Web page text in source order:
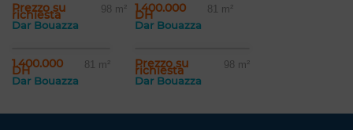
Prezzo su
richiesta 98 m²
Dar Bouazza
1.400.000
DH 81 m²
Dar Bouazza
1.400.000
DH 81 m²
Dar Bouazza
Prezzo su
richiesta 98 m²
Dar Bouazza